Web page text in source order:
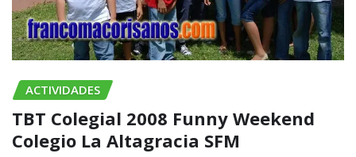
ACTIVIDADES
TBT Colegial 2008 Funny Weekend
Colegio La Altagracia SFM